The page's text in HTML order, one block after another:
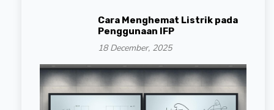
Cara Menghemat Listrik pada
Penggunaan IFP
18 December, 2025